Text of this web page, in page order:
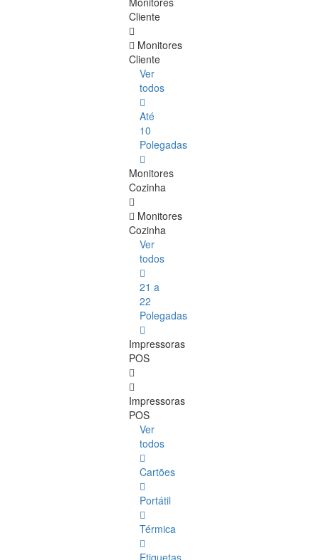
Cliente
Monitores
Cliente
Ver
todos
Até
10
Polegadas
Monitores
Cozinha
Monitores
Cozinha
Ver
todos
21 a
22
Polegadas
Impressoras
POS
Impressoras
POS
Ver
todos
Cartões
Portátil
Térmica